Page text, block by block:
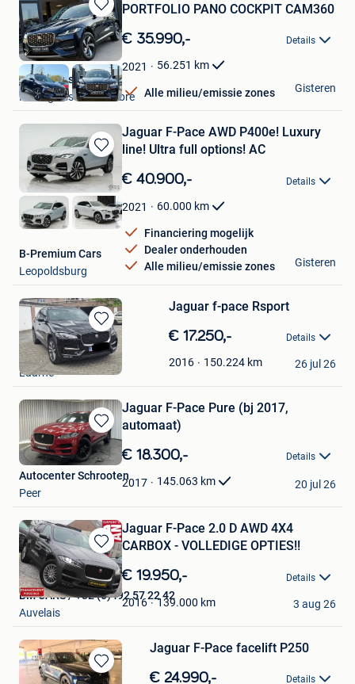
Bewaren
in
Mijn
Favorieten
PORTFOLIO PANO COCKPIT CAM360
€ 35.990,- Details
2021 56.251 km
Alle milieu/emissie zones
World Cars SRL
Montignies-Sur-Sambre
Gisteren
Bewaren
in
Mijn
Favorieten
Jaguar F-Pace AWD P400e! Luxury
line! Ultra full options! AC
€ 40.900,- Details
2021 60.000 km
Financiering mogelijk
Dealer onderhouden
Alle milieu/emissie zones
B-Premium Cars
Leopoldsburg
Gisteren
Bewaren
in
Mijn
Favorieten
Jaguar f-pace Rsport
€ 17.250,- Details
2016 150.224 km
Rj
Laarne
26 jul 26
Bewaren
in
Mijn
Favorieten
Jaguar F-Pace Pure (bj 2017,
automaat)
€ 18.300,- Details
2017 145.063 km
Autocenter Schrooten
Peer
20 jul 26
Bewaren
in
Mijn
Favorieten
Jaguar F-Pace 2.0 D AWD 4X4
CARBOX - VOLLEDIGE OPTIES!!
€ 19.950,- Details
2016 139.000 km
BM CARS / +32 (0)492 57 22 42
Auvelais
3 aug 26
Bewaren
Jaguar F-Pace facelift P250
€ 24.990,- Details